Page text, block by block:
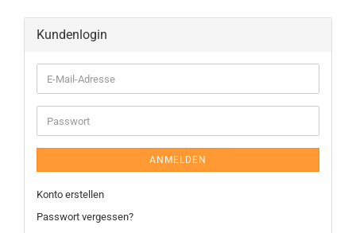
Kundenlogin
ANMELDEN
Konto erstellen
Passwort vergessen?